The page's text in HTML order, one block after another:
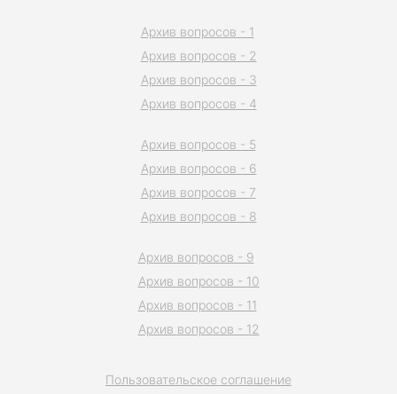
Пользовательское соглашение
Архив вопросов - 1
Архив вопросов - 2
Архив вопросов - 3
Архив вопросов - 4
Архив вопросов - 5
Архив вопросов - 6
Архив вопросов - 7
Архив вопросов - 8
Архив вопросов - 9
Архив вопросов - 10
Архив вопросов - 11
Архив вопросов - 12